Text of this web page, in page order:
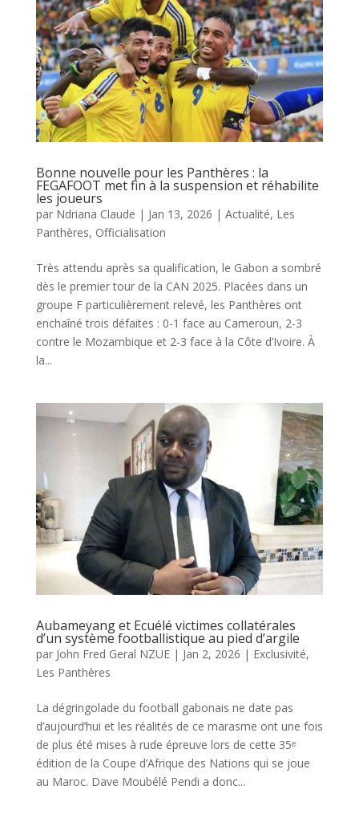
Bonne nouvelle pour les Panthères : la
FEGAFOOT met fin à la suspension et réhabilite
les joueurs
par Ndriana Claude | Jan 13, 2026 | Actualité, Les
Panthères, Officialisation
Très attendu après sa qualification, le Gabon a sombré
dès le premier tour de la CAN 2025. Placées dans un
groupe F particulièrement relevé, les Panthères ont
enchaîné trois défaites : 0-1 face au Cameroun, 2-3
contre le Mozambique et 2-3 face à la Côte d’Ivoire. À
la...
Aubameyang et Ecuélé victimes collatérales
d’un système footballistique au pied d’argile
par John Fred Geral NZUE| Jan 2, 2026 | Exclusivité,
Les Panthères
La dégringolade du football gabonais ne date pas
d’aujourd’hui et les réalités de ce marasme ont une fois
de plus été mises à rude épreuve lors de cette 35ᵉ
édition de la Coupe d’Afrique des Nations qui se joue
au Maroc. Dave Moubélé Pendi a donc...